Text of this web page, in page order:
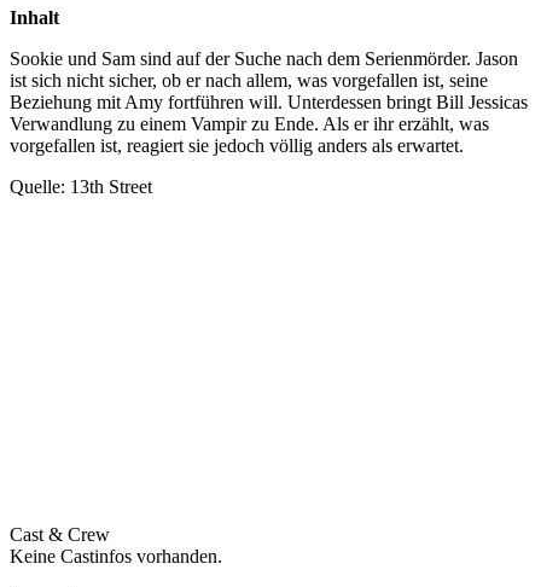
Inhalt
Sookie und Sam sind auf der Suche nach dem Serienmörder. Jason
ist sich nicht sicher, ob er nach allem, was vorgefallen ist, seine
Beziehung mit Amy fortführen will. Unterdessen bringt Bill Jessicas
Verwandlung zu einem Vampir zu Ende. Als er ihr erzählt, was
vorgefallen ist, reagiert sie jedoch völlig anders als erwartet.
Quelle: 13th Street
Cast & Crew
Keine Castinfos vorhanden.